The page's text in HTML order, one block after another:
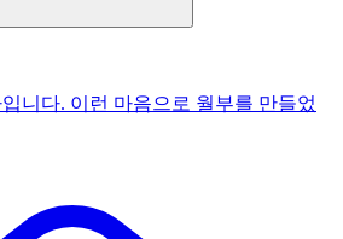
니다. 이런 마음으로 월부를 만들었